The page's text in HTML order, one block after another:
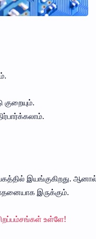
இயங்குகிறது.
இருக்கும்.
உள்ளே!